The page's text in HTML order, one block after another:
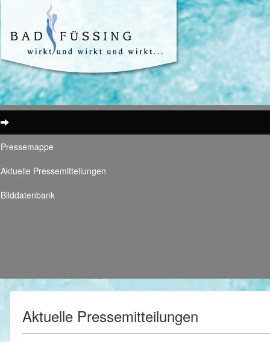
Pressemappe
Aktuelle Pressemitteilungen
Bilddatenbank
Aktuelle Pressemitteilungen